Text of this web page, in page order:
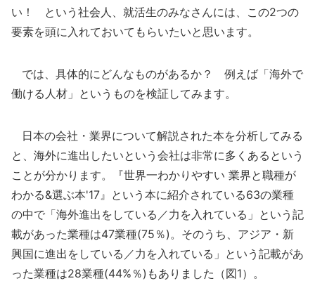
い！ という社会人、就活生のみなさんには、この2つの
要素を頭に入れておいてもらいたいと思います。
では、具体的にどんなものがあるか？ 例えば「海外で
働ける人材」というものを検証してみます。
日本の会社・業界について解説された本を分析してみる
と、海外に進出したいという会社は非常に多くあるという
ことが分かります。『世界一わかりやすい 業界と職種が
わかる&選ぶ本'17』という本に紹介されている63の業種
の中で「海外進出をしている／力を入れている」という記
載があった業種は47業種(75％)。そのうち、アジア・新
興国に進出をしている／力を入れている」という記載があ
った業種は28業種(44%％)もありました（図1）。